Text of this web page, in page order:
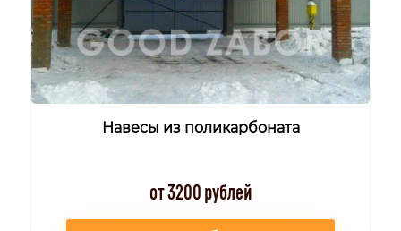
Навесы из поликарбоната
от 3200 рублей